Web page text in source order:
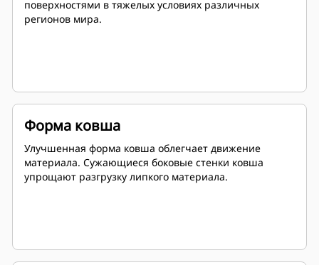
поверхностями в тяжелых условиях различных
регионов мира.
Форма ковша
Улучшенная форма ковша облегчает движение
материала. Сужающиеся боковые стенки ковша
упрощают разгрузку липкого материала.